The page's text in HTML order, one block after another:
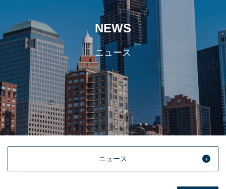
NEWS
ニュース
ニュース